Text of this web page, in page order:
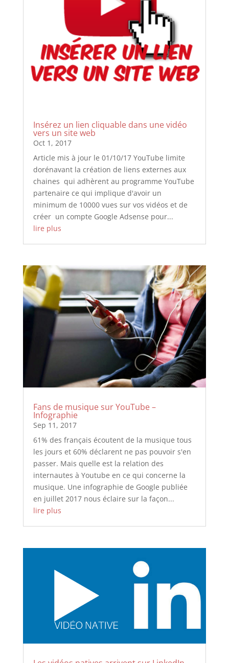
Insérez un lien cliquable dans une vidéo
vers un site web
Oct 1, 2017
Article mis à jour le 01/10/17 YouTube limite
dorénavant la création de liens externes aux
chaines qui adhèrent au programme YouTube
partenaire ce qui implique d'avoir un
minimum de 10000 vues sur vos vidéos et de
créer un compte Google Adsense pour...
lire plus
Fans de musique sur YouTube –
Infographie
Sep 11, 2017
61% des français écoutent de la musique tous
les jours et 60% déclarent ne pas pouvoir s'en
passer. Mais quelle est la relation des
internautes à Youtube en ce qui concerne la
musique. Une infographie de Google publiée
en juillet 2017 nous éclaire sur la façon...
lire plus